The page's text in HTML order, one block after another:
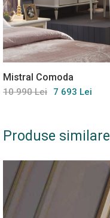
Mistral Comoda
10 990 Lei 7 693 Lei
Produse similare